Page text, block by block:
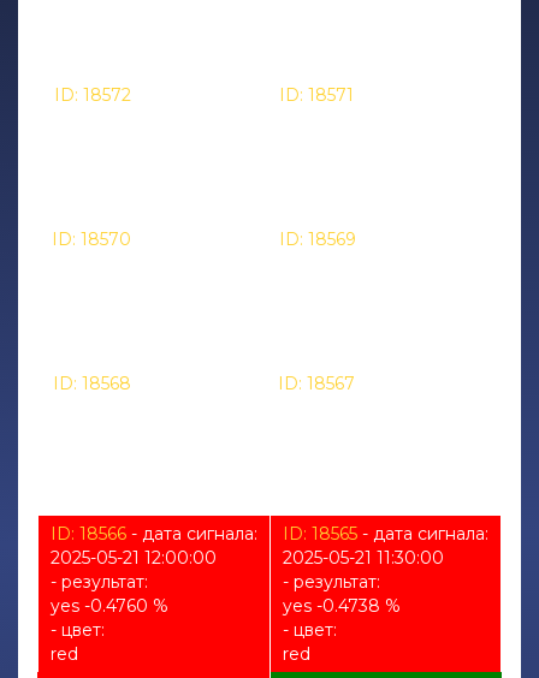
ID: 18572- дата сигнала:
ID: 18571
ID: 18570
ID: 18569
ID: 18568
ID: 18567
ID: 18566- дата сигнала:
2025-05-21 12:00:00
- результат:
yes -0.4760 %
- цвет:
red
ID: 18565 - дата сигнала:
2025-05-21 11:30:00
- результат:
yes -0.4738 %
- цвет:
red